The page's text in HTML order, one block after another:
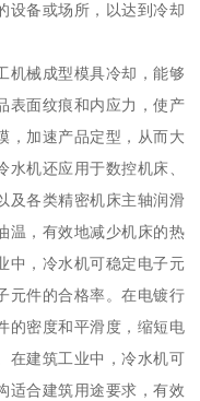
设备或场所，以达到冷却
机械成型模具冷却，能够
表面纹痕和内应力，使产
，加速产品定型，从而大
机还应用于数控机床、
及各类精密机床主轴润滑
温，有效地减少机床的热
中，冷水机可稳定电子元
元件的合格率。在电镀行
的密度和平滑度，缩短电
在建筑工业中，冷水机可
适合建筑用途要求，有效